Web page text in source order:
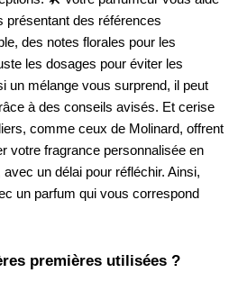
présentant des références
des notes florales pour les
les dosages pour éviter les
un mélange vous surprend, il peut
à des conseils avisés. Et cerise
comme ceux de Molinard, offrent
votre fragrance personnalisée en
avec un délai pour réfléchir. Ainsi,
un parfum qui vous correspond
premières utilisées ?